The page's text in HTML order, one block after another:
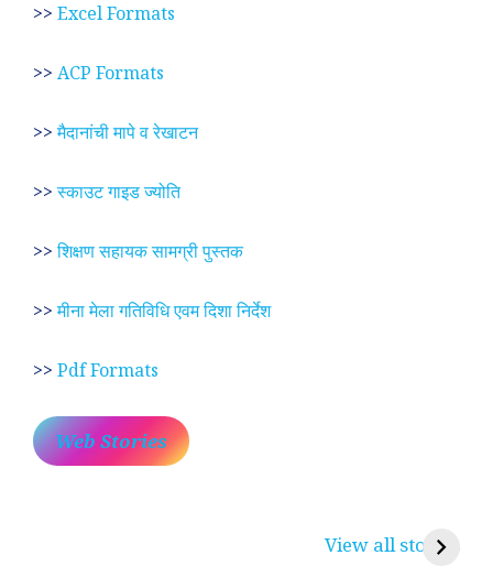
>> Excel Formats
>> ACP Formats
>>मैदानांची मापे व रेखाटन
>>स्काउट गाइड ज्योति
>>शिक्षण सहायक सामग्री पुस्तक
>>मीना मेला गतिविधि एवम दिशा निर्देश
>> Pdf Formats
Web Stories
View all stories
रामसा पीर, रुणेचा रा